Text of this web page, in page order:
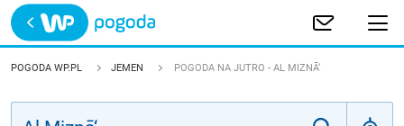
Trwa ładowanie
POLSKA
POGODA WP.PL JEMEN POGODA NA JUTRO - AL MIZNĀ‘